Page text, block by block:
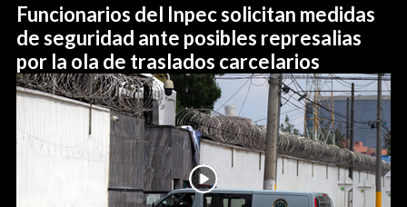
Funcionarios del Inpec solicitan medidas
de seguridad ante posibles represalias
por la ola de traslados carcelarios